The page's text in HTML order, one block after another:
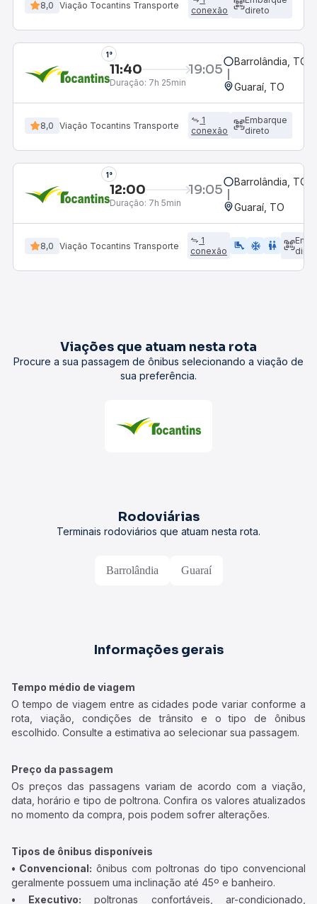
8,0 Viação Tocantins Transporte
conexão
direto
1°
11:40 19:05
Duração: 7h 25min
Barrolândia, TO
Guaraí, TO
8,0 Viação Tocantins Transporte
1
conexão
Embarque
direto
1°
12:00 19:05
Duração: 7h 5min
Barrolândia, TO
Guaraí, TO
8,0 Viação Tocantins Transporte
1
conexão
airline_seat_legroom_extra ac_unit WC
Viações que atuam nesta rota
Procure a sua passagem de ônibus selecionando a viação de
sua preferência.
Rodoviárias
Terminais rodoviários que atuam nesta rota.
Barrolândia Guaraí
Informações gerais
Tempo médio de viagem
O tempo de viagem entre as cidades pode variar conforme a
rota, viação, condições de trânsito e o tipo de ônibus
escolhido. Consulte a estimativa ao selecionar sua passagem.
Preço da passagem
Os preços das passagens variam de acordo com a viação,
data, horário e tipo de poltrona. Confira os valores atualizados
no momento da compra, pois podem sofrer alterações.
Tipos de ônibus disponíveis
• Convencional: ônibus com poltronas do tipo convencional
geralmente possuem uma inclinação até 45º e banheiro.
• Executivo: poltronas confortáveis, ar-condicionado,